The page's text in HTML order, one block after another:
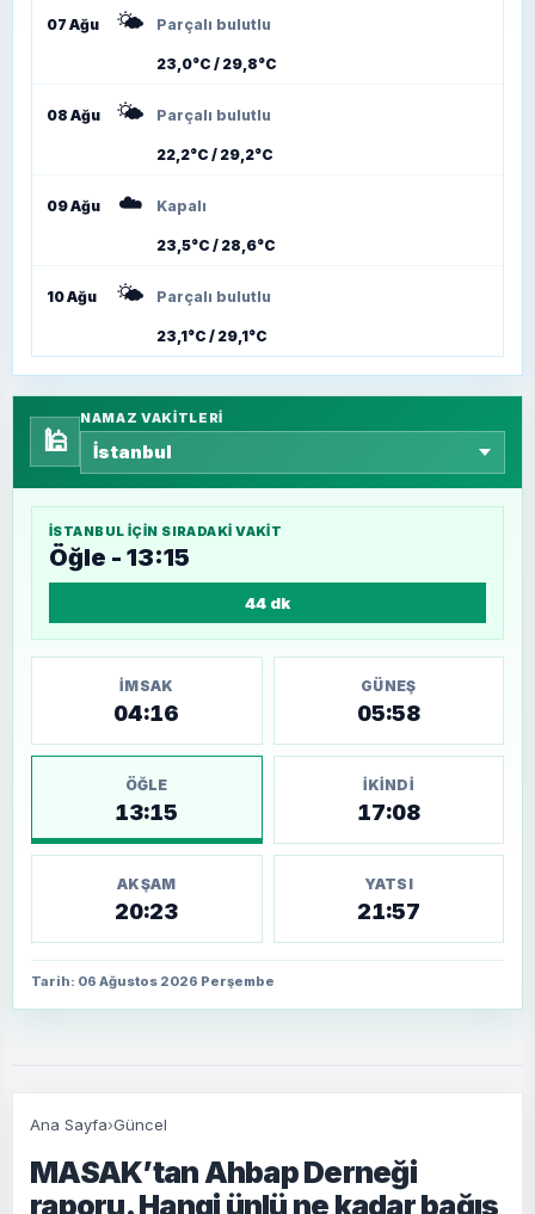
07 Ağu 🌤️ Parçalı bulutlu
23,0°C / 29,8°C
08 Ağu 🌤️ Parçalı bulutlu
22,2°C / 29,2°C
09 Ağu ☁️ Kapalı
23,5°C / 28,6°C
10 Ağu 🌤️ Parçalı bulutlu
23,1°C / 29,1°C
🕌
NAMAZ VAKITLERI
İSTANBUL IÇIN SIRADAKI VAKIT
Öğle - 13:15
44 dk
İMSAK
04:16
GÜNEŞ
05:58
ÖĞLE
13:15
İKINDI
17:08
AKŞAM
20:23
YATSI
21:57
Tarih: 06 Ağustos 2026 Perşembe
Ana Sayfa›Güncel
MASAK’tan Ahbap Derneği
raporu. Hangi ünlü ne kadar bağış